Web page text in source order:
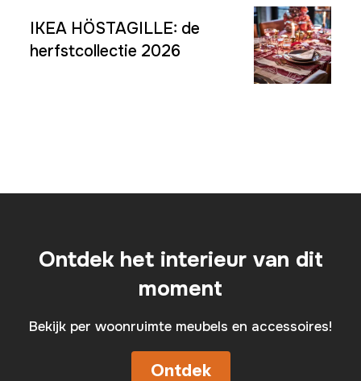
IKEA HÖSTAGILLE: de
herfstcollectie 2026
Ontdek het interieur van dit
moment
Bekijk per woonruimte meubels en accessoires!
Ontdek